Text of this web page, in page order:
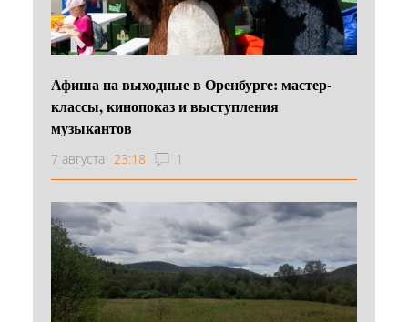
Афиша на выходные в Оренбурге: мастер-
классы, кинопоказ и выступления
музыкантов
7 августа 23:18 1